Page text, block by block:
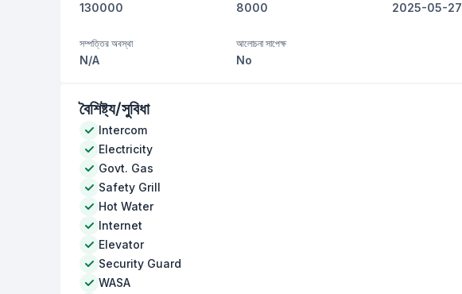
130000 8000 2025-05-27
সম্পত্তির অবস্থা
N/A
আলোচনা সাপেক্ষ
No
বৈশিষ্ট্য/সুবিধা
Intercom
Electricity
Govt. Gas
Safety Grill
Hot Water
Internet
Elevator
Security Guard
WASA